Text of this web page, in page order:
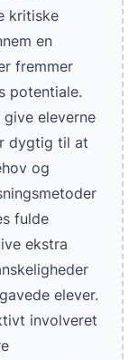
kritiske
en
fremmer
potentiale.
eleverne
dygtig til at
og
fulde
ekstra
elever.
involveret